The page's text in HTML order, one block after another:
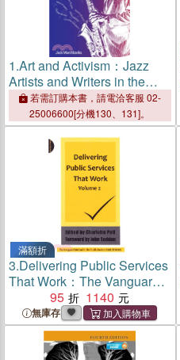
1.Art and Activism：Jazz
Artists and Writers in the
Civil Rights Vanguard
若需訂購本書，請電洽客服 02-
25006600[分機130、131]。
滿額折
3.Delivering Public Services
That Work：The Vanguard
Method in the Public Sector:
Case Studies
95 1140
無庫存